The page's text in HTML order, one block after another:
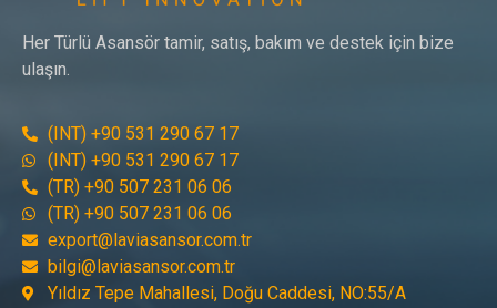
Her Türlü Asansör tamir, satış, bakım ve destek için bize
ulaşın.
(INT) +90 531 290 67 17
(INT) +90 531 290 67 17
(TR) +90 507 231 06 06
(TR) +90 507 231 06 06
export@laviasansor.com.tr
bilgi@laviasansor.com.tr
Yıldız Tepe Mahallesi, Doğu Caddesi, NO:55/A